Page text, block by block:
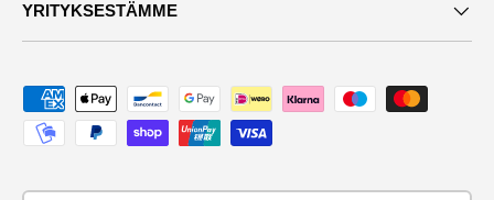
YRITYKSESTÄMME
Maksutavat